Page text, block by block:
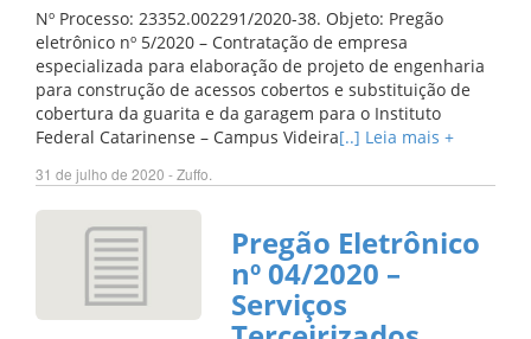
Nº Processo: 23352.002291/2020-38. Objeto: Pregão
eletrônico nº 5/2020 – Contratação de empresa
especializada para elaboração de projeto de engenharia
para construção de acessos cobertos e substituição de
cobertura da guarita e da garagem para o Instituto
Federal Catarinense – Campus Videira[..] Leia mais +
31 de julho de 2020 - Zuffo.
Pregão Eletrônico
nº 04/2020 –
Serviços